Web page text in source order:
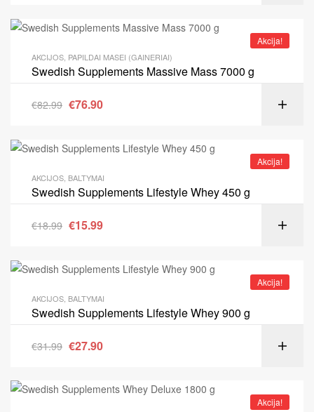
Akcija!
AKCIJOS PAPILDAI MASEI (GAINERIAI)
Swedish Supplements Massive Mass 7000 g
€82.99 €76.90
Akcija!
AKCIJOS BALTYMAI
Swedish Supplements Lifestyle Whey 450 g
€18.99 €15.99
Akcija!
AKCIJOS BALTYMAI
Swedish Supplements Lifestyle Whey 900 g
€31.99 €27.90
Akcija!